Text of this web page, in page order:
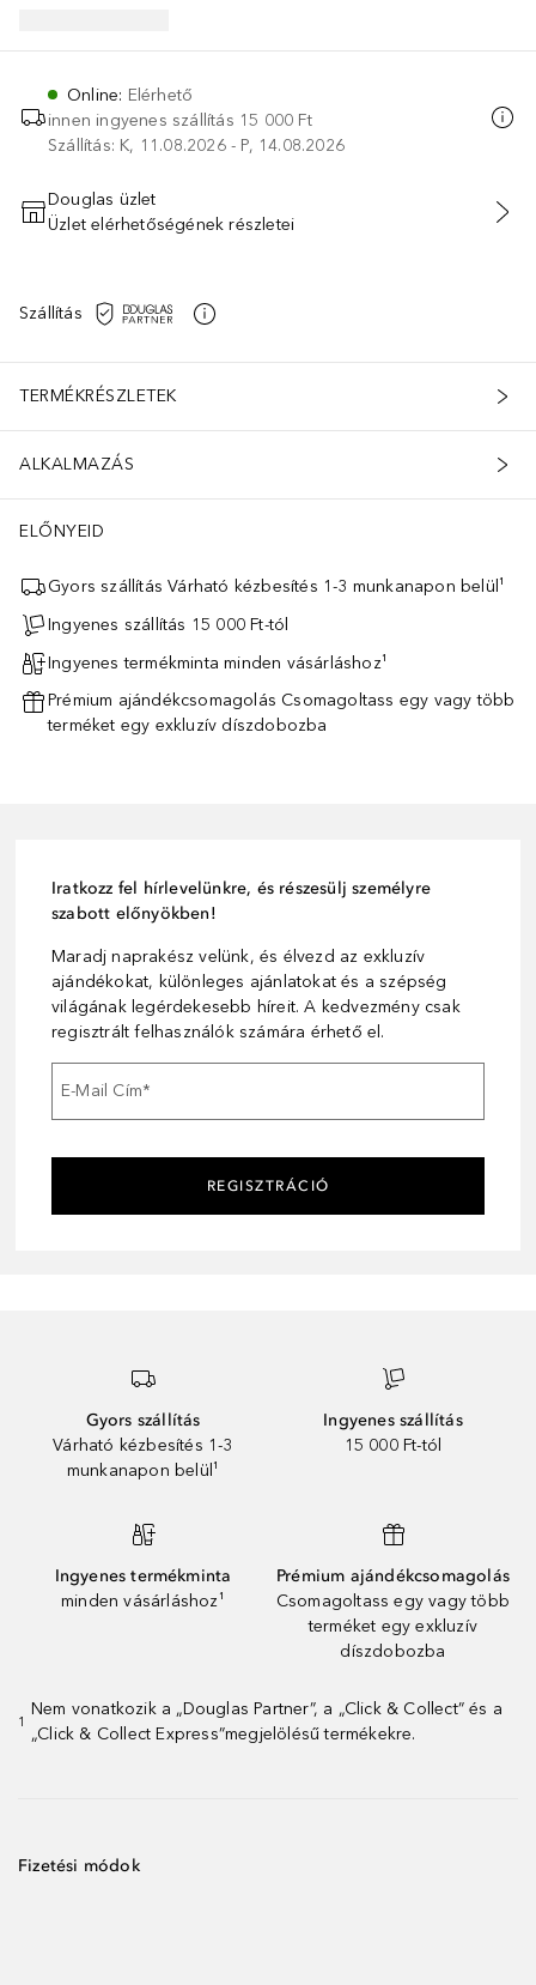
Online: Elérhető
innen ingyenes szállítás 15 000 Ft
Szállítás: K, 11.08.2026 - P, 14.08.2026
KOSÁRBA HELYEZÉS
Douglas üzlet
Üzlet elérhetőségének részletei
Szállítás
TERMÉKRÉSZLETEK
ALKALMAZÁS
ELŐNYEID
Gyors szállítás Várható kézbesítés 1-3 munkanapon belül¹
Ingyenes szállítás 15 000 Ft-tól
Ingyenes termékminta minden vásárláshoz¹
Prémium ajándékcsomagolás Csomagoltass egy vagy több
terméket egy exkluzív díszdobozba
Iratkozz fel hírlevelünkre, és részesülj személyre
szabott előnyökben!
Maradj naprakész velünk, és élvezd az exkluzív
ajándékokat, különleges ajánlatokat és a szépség
világának legérdekesebb híreit. A kedvezmény csak
regisztrált felhasználók számára érhető el.
E-Mail Cím*
REGISZTRÁCIÓ
Gyors szállítás
Várható kézbesítés 1-3
munkanapon belül¹
Ingyenes szállítás
15 000 Ft-tól
Ingyenes termékminta
minden vásárláshoz¹
Prémium ajándékcsomagolás
Csomagoltass egy vagy több
terméket egy exkluzív
díszdobozba
1
Nem vonatkozik a „Douglas Partner”, a „Click & Collect” és a
„Click & Collect Express”megjelölésű termékekre.
Fizetési módok